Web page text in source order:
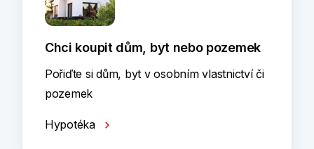
Chci koupit dům, byt nebo pozemek
Pořiďte si dům, byt v osobním vlastnictví či
pozemek
Hypotéka